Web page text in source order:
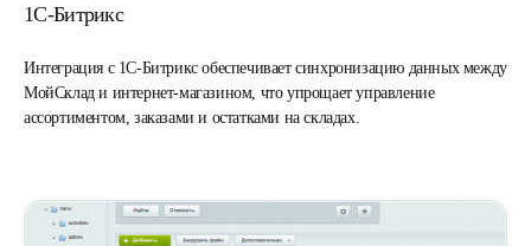
1С-Битрикс
Интеграция с 1С-Битрикс обеспечивает синхронизацию данных между
МойСклад и интернет-магазином, что упрощает управление
ассортиментом, заказами и остатками на складах.